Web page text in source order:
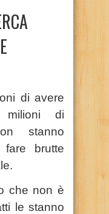
di avere
milioni di
stanno
fare brutte
che non è
le stanno